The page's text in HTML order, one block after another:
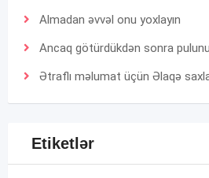
Almadan əvvəl onu yoxlayın
Ancaq götürdükdən sonra
Ətraflı məlumat üçün Əlaqə
Etiketlər